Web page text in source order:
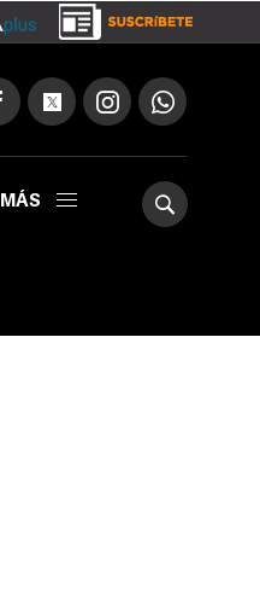
MÁS